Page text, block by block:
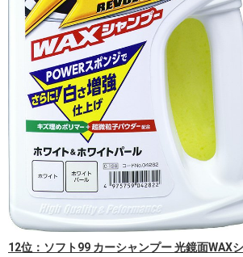
12位：ソフト99 カーシャンプー 光鏡面WAX